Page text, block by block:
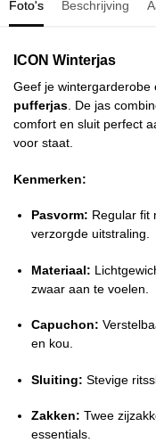
Foto's Beschrijving
ICON Winterjas
Geef je wintergarderobe
pufferjas. De jas
comfort en sluit perfect
voor staat.
Kenmerken:
Pasvorm: Regular fit
verzorgde uitstraling.
Materiaal:
zwaar aan te voelen.
Capuchon:
en kou.
Sluiting: Stevige
Zakken: Twee
essentials.